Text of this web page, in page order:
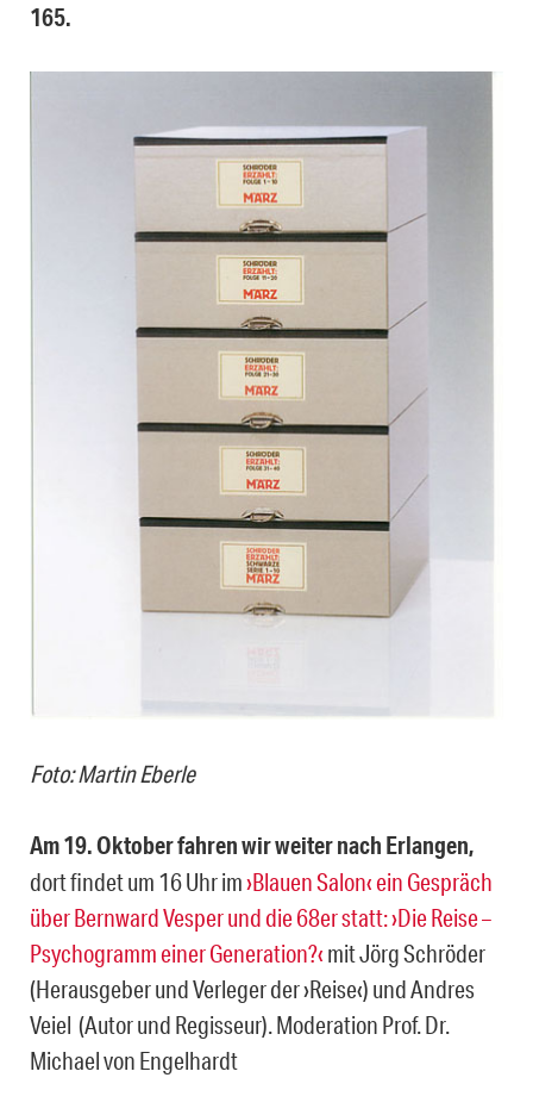
165.
Foto: Martin Eberle
Am 19. Oktober fahren wir weiter nach Erlangen,
dort findet um 16 Uhr im›Blauen Salon‹ ein Gespräch
über Bernward Vesper und die 68er statt: ›Die Reise –
Psychogramm einer Generation?‹ mit Jörg Schröder
(Herausgeber und Verleger der ›Reise‹) und Andres
Veiel (Autor und Regisseur). Moderation Prof. Dr.
Michael von Engelhardt